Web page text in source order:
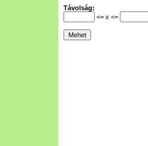
Távolság:
<= x <=